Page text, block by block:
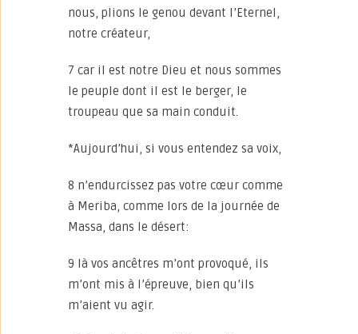
nous, plions le genou devant l’Eternel,
notre créateur,
7 car il est notre Dieu et nous sommes
le peuple dont il est le berger, le
troupeau que sa main conduit.
*Aujourd’hui, si vous entendez sa voix,
8 n’endurcissez pas votre cœur comme
à Meriba, comme lors de la journée de
Massa, dans le désert:
9 là vos ancêtres m’ont provoqué, ils
m’ont mis à l’épreuve, bien qu’ils
m’aient vu agir.